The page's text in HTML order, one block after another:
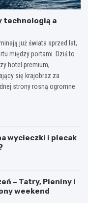
technologią a
już świata sprzed lat,
między portami. Dziś to
hotel premium,
się krajobraz za
strony rosną ogromne
wycieczki i plecak
– Tatry, Pieniny i
weekend